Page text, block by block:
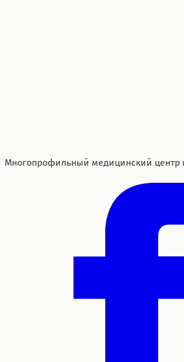
Многопрофильный медицинский центр